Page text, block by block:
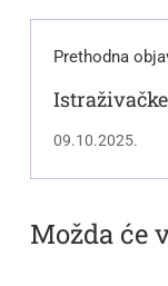
Prethodna
09.10.2025.
Možda će